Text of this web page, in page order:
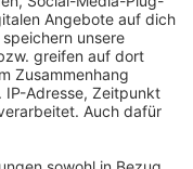
kann
Sie die
Sie der
dieses